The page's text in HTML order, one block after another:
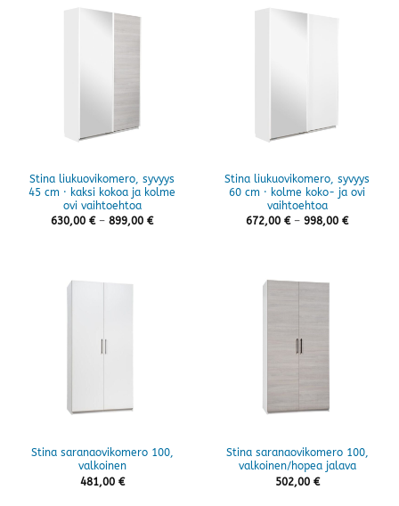
Stina liukuovikomero, syvyys
45 cm · kaksi kokoa ja kolme
ovi vaihtoehtoa
630,00 € – 899,00 €Hintaluokka:
Stina liukuovikomero, syvyys
60 cm · kolme koko- ja ovi
vaihtoehtoa
672,00 € – 998,00 €
Stina saranaovikomero 100,
valkoinen
481,00 €
Stina saranaovikomero 100,
valkoinen/hopea jalava
502,00 €